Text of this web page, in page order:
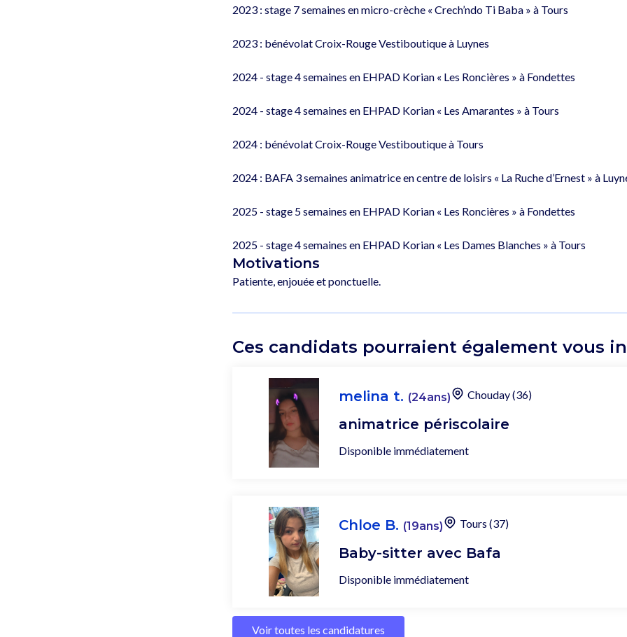
2023 : stage 7 semaines en micro-crèche « Crech’ndo Ti Baba » à Tours
2023 : bénévolat Croix-Rouge Vestiboutique à Luynes
2024 - stage 4 semaines en EHPAD Korian « Les Roncières » à Fondettes
2024 - stage 4 semaines en EHPAD Korian « Les Amarantes » à Tours
2024 : bénévolat Croix-Rouge Vestiboutique à Tours
2024 : BAFA 3 semaines animatrice en centre de loisirs « La Ruche d’Ernest » à
2025 - stage 5 semaines en EHPAD Korian « Les Roncières » à Fondettes
Motivations
Ces candidats pourraient également vous
melina t. (24ans) Chouday (36)
animatrice périscolaire
Disponible immédiatement
Chloe B. (19ans) Tours (37)
Baby-sitter avec Bafa
Disponible immédiatement
Voir toutes les candidatures